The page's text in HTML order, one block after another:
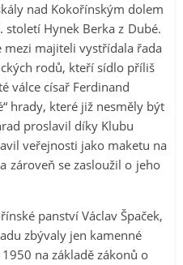
nad Kokořínským dolem
Hynek Berka z Dubé.
mezi majiteli vystřídala řada
rodů, kteří sídlo příliš
válce císař Ferdinand
hrady, které již nesměly být
proslavil díky Klubu
veřejnosti jako maketu na
zároveň se zasloužil o jeho
panství Václav Špaček,
zbývaly jen kamenné
na základě zákonů o